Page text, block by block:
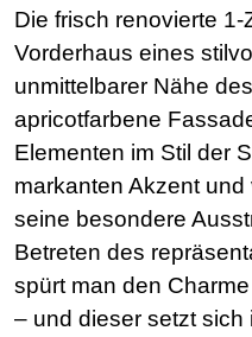
Die frisch renovierte
Vorderhaus eines
unmittelbarer Nähe
apricotfarbene
Elementen im Stil der
markanten Akzent
seine besondere
Betreten des
spürt man den
– und dieser setzt sich